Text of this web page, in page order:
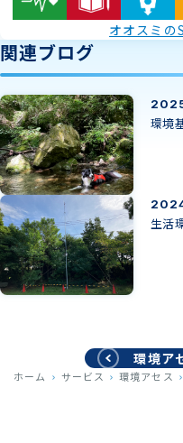
オオスミの
関連ブログ
環境
生活
環境ア
ホーム サービス 環境アセス